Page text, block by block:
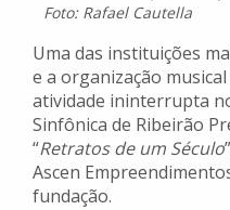
Foto: Rafael Cautella
Uma das instituições
e a organização
atividade ininterrupta
Sinfônica de Ribeirão
“Retratos de um Século
Ascen
fundação.